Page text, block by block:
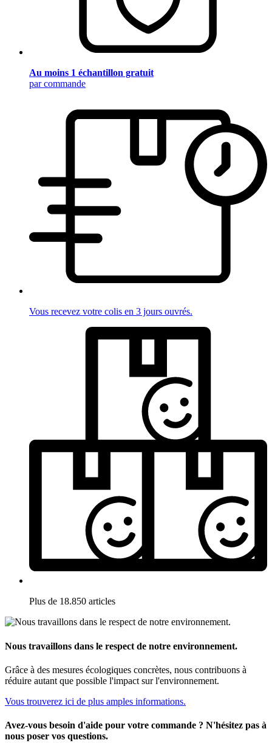
Au moins 1 échantillon gratuit
par commande
Vous recevez votre colis en 3 jours ouvrés.
Plus de 18.850 articles
Nous travaillons dans le respect de notre environnement.
Grâce à des mesures écologiques concrètes, nous contribuons à
réduire autant que possible l'impact sur l'environnement.
Vous trouverez ici de plus amples informations.
Avez-vous besoin d'aide pour votre commande ? N'hésitez pas à
nous poser vos questions.